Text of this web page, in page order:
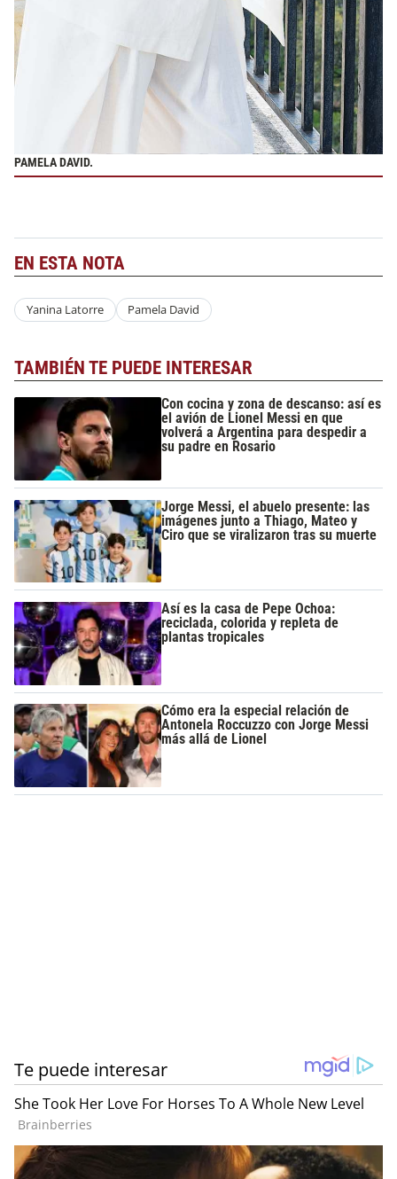
PAMELA DAVID.
EN ESTA NOTA
Yanina Latorre Pamela David
TAMBIÉN TE PUEDE INTERESAR
Con cocina y zona de descanso: así es
el avión de Lionel Messi en que
volverá a Argentina para despedir a
su padre en Rosario
Jorge Messi, el abuelo presente: las
imágenes junto a Thiago, Mateo y
Ciro que se viralizaron tras su muerte
Así es la casa de Pepe Ochoa:
reciclada, colorida y repleta de
plantas tropicales
Cómo era la especial relación de
Antonela Roccuzzo con Jorge Messi
más allá de Lionel